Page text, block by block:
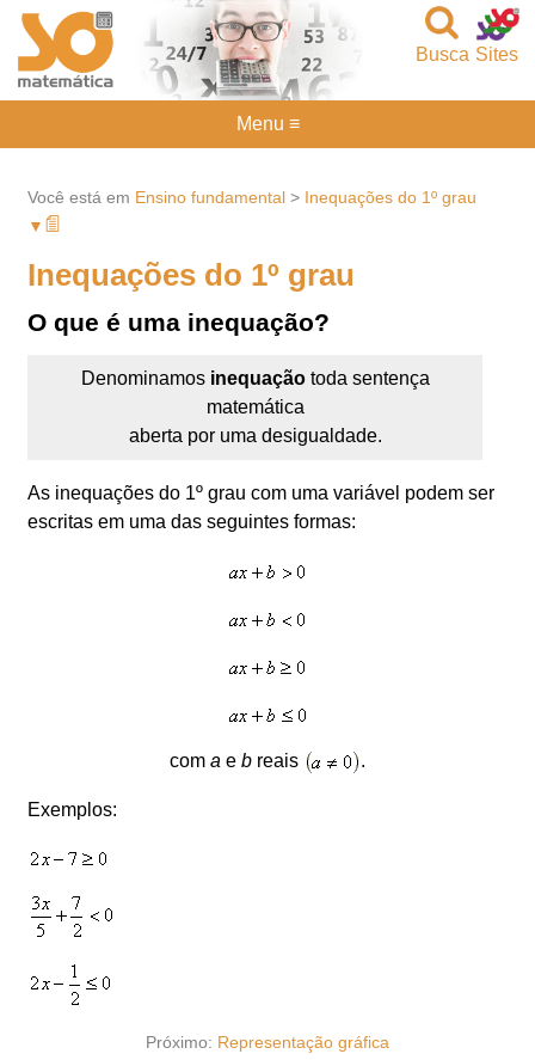
Sites
Busca
Você está em Ensino fundamental > Inequações do 1º grau
▼
Inequações do 1º grau
O que é uma inequação?
Denominamos inequaçãotoda sentença
matemática
aberta por uma desigualdade.
As inequações do 1º grau com uma variável podem ser
escritas em uma das seguintes formas:
com a e breais .
Exemplos:
Próximo: Representação gráfica